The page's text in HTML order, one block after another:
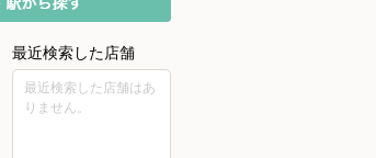
最近検索した店舗
最近検索した店舗はあ
りません。